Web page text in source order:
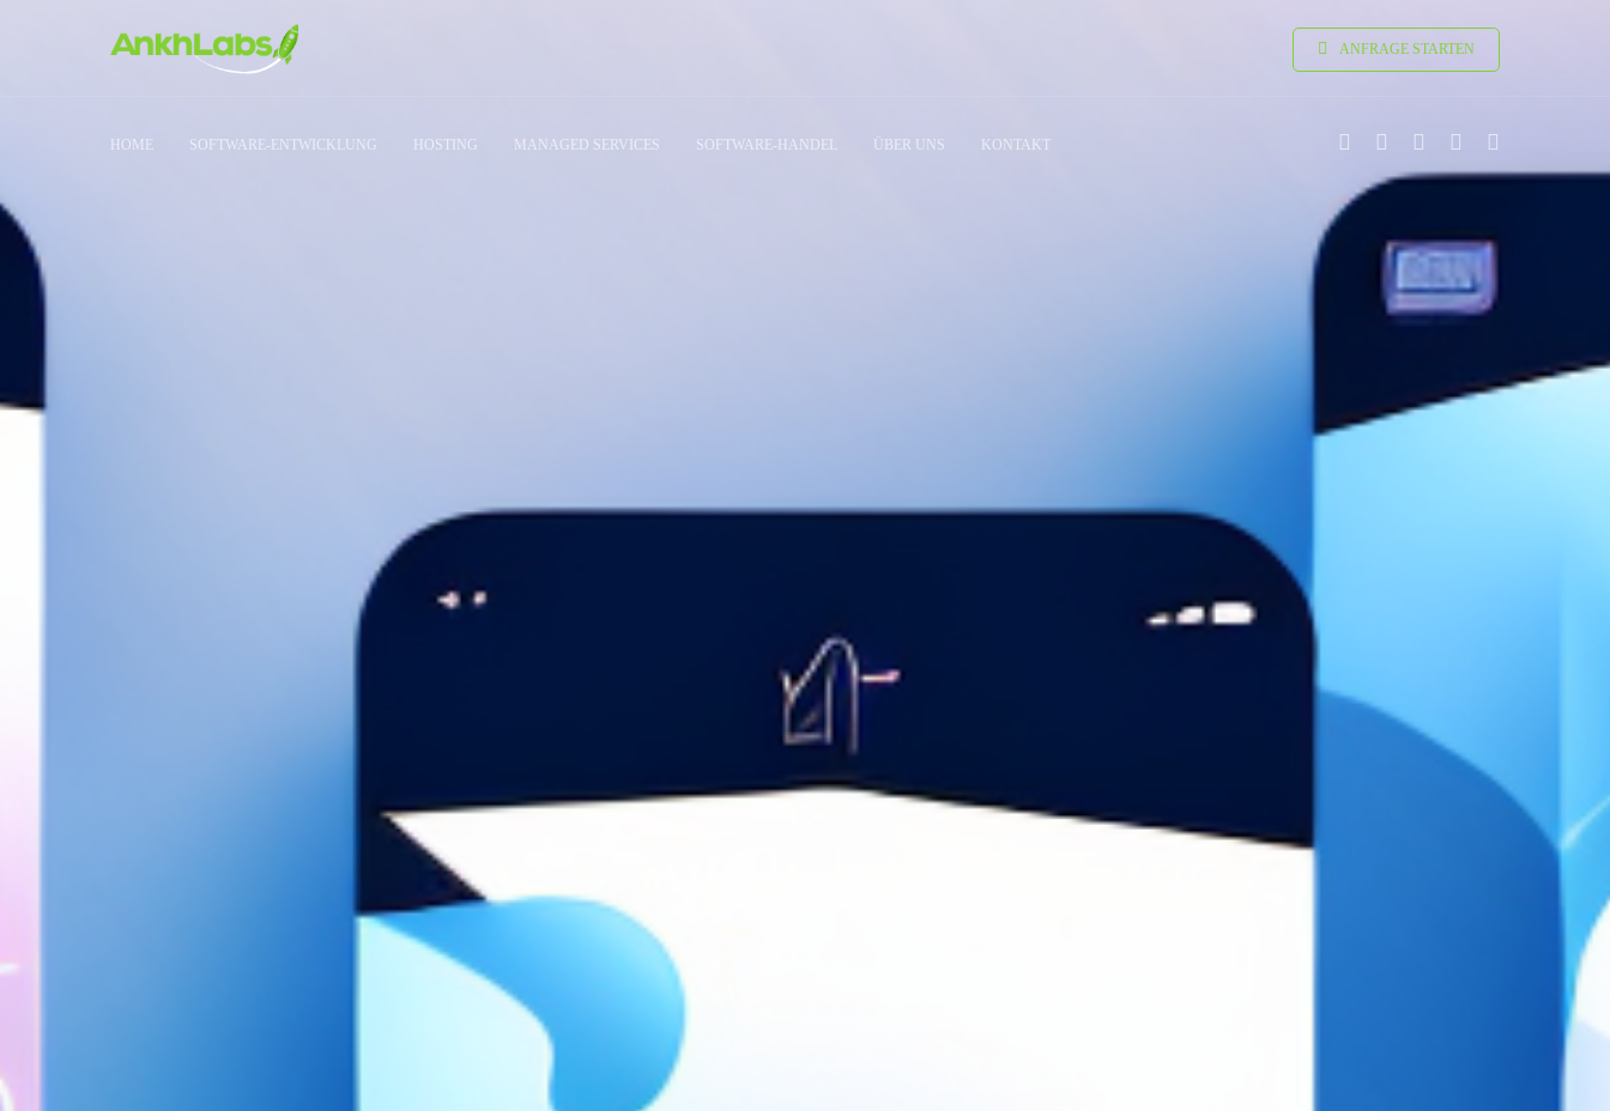
ANFRAGE STARTEN
HOME SOFTWARE-ENTWICKLUNG HOSTING MANAGED SERVICES SOFTWARE-HANDEL ÜBER UNS KONTAKT